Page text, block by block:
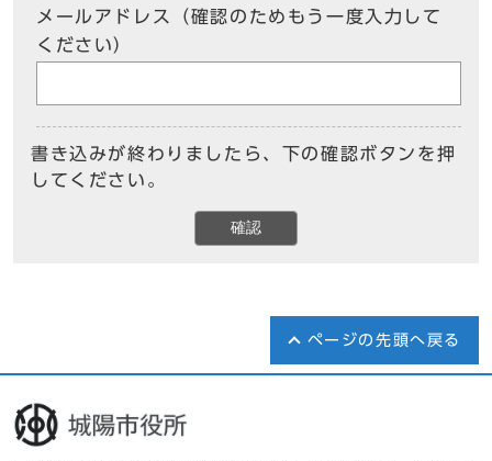
メールアドレス（確認のためもう一度入力して
ください）
書き込みが終わりましたら、下の確認ボタンを押
してください。
確認
ページの先頭へ戻る